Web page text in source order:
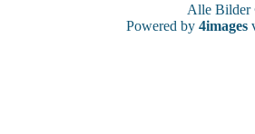
Alle
Powered by 4images